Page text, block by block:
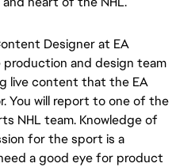
Designer at EA
and design team
live content that the EA
You will report to one of the
NHL team. Knowledge of
for the sport is a
a good eye for product